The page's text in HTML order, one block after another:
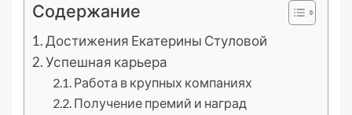
Содержание
Достижения Екатерины Стуловой
Успешная карьера
Работа в крупных компаниях
Получение премий и наград